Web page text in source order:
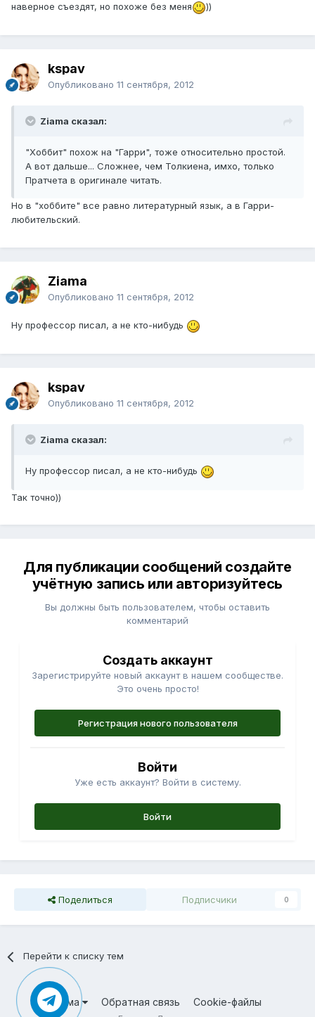
наверное съездят, но похоже без меня
))
kspav
Опубликовано 11 сентября, 2012
Ziama сказал:
"Хоббит" похож на "Гарри", тоже относительно простой.
А вот дальше... Сложнее, чем Толкиена, имхо, только
Пратчета в оригинале читать.
Но в "хоббите" все равно литературный язык, а в Гарри-
любительский.
Ziama
Опубликовано 11 сентября, 2012
Ну профессор писал, а не кто-нибудь
kspav
Опубликовано 11 сентября, 2012
Ziama сказал:
Ну профессор писал, а не кто-нибудь
Так точно))
Для публикации сообщений создайте
учётную запись или авторизуйтесь
Вы должны быть пользователем, чтобы оставить
комментарий
Создать аккаунт
Зарегистрируйте новый аккаунт в нашем сообществе.
Это очень просто!
Регистрация нового пользователя
Войти
Уже есть аккаунт? Войти в систему.
Войти
Поделиться Подписчики 0
Перейти к списку тем
Тема Обратная связь Cookie-файлы